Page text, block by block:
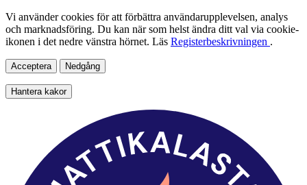
Vi använder cookies för att förbättra användarupplevelsen, analys
och marknadsföring. Du kan när som helst ändra ditt val via cookie-
ikonen i det nedre vänstra hörnet. Läs Registerbeskrivningen .
Acceptera Nedgång
Hantera kakor